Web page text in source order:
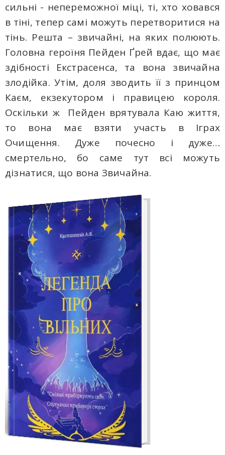
сильні - непереможної міці, ті, хто ховався
в тіні, тепер самі можуть перетворитися на
тінь. Решта – звичайні, на яких полюють.
Головна героїня Пейден Ґрей вдає, що має
здібності Екстрасенса, та вона звичайна
злодійка. Утім, доля зводить її з принцом
Каєм, екзекутором і правицею короля.
Оскільки ж Пейден врятувала Каю життя,
то вона має взяти участь в Іграх
Очищення. Дуже почесно і дуже…
смертельно, бо саме тут всі можуть
дізнатися, що вона Звичайна.